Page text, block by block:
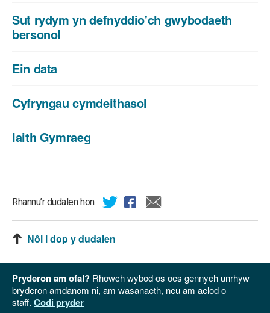
Sut rydym yn defnyddio'ch gwybodaeth
bersonol
Ein data
Cyfryngau cymdeithasol
Iaith Gymraeg
Rhannu’r dudalen hon
Nôl i dop y dudalen
Pryderon am ofal? Rhowch wybod os oes gennych unrhyw
bryderon amdanom ni, am wasanaeth, neu am aelod o
staff. Codi pryder